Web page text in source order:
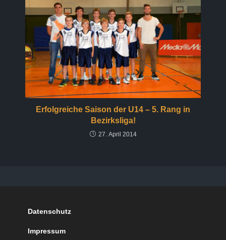
Erfolgreiche Saison der U14 – 5. Rang in
Bezirksliga!
27. April 2014
Datenschutz
Impressum